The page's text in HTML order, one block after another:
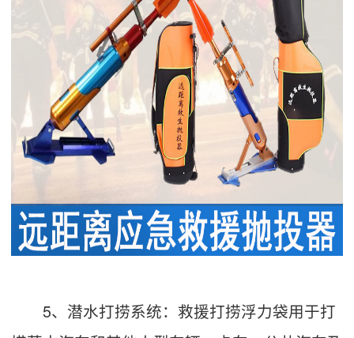
5、潜水打捞系统：救援打捞浮力袋用于打